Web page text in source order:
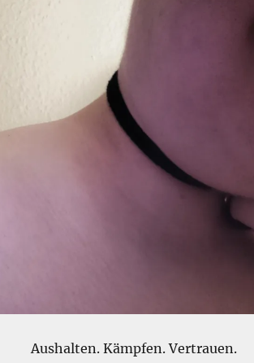
Aushalten. Kämpfen. Vertrauen.